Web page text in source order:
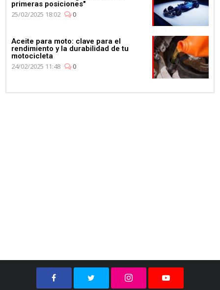
primeras posiciones"
25/02/2025 18:02
0
Aceite para moto: clave para el
rendimiento y la durabilidad de tu
motocicleta
24/02/2025 11:48
0